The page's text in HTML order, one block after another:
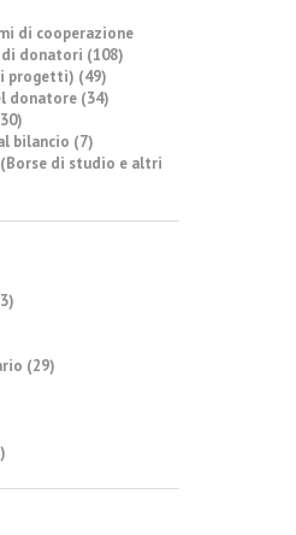
di cooperazione
donatori (108)
progetti) (49)
donatore (34)
bilancio (7)
di studio e altri
(29)